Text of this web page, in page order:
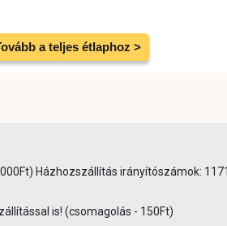
a teljes étlaphoz >
Házhozszállítás irányítószámok:
is! (csomagolás - 150Ft)